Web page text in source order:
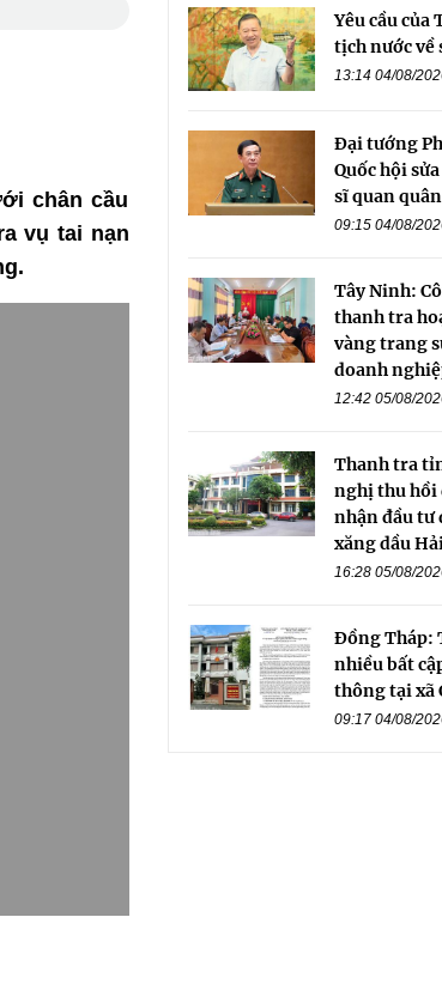
chân cầu
vụ tai nạn
Yêu cầu của
tịch nước về
13:14 04/08/
Đại tướng
Quốc hội
sĩ quan
09:15 04/08/
Tây Ninh:
thanh tra
vàng trang
doanh
12:42 05/08/
Thanh tra
nghị thu hồi
nhận đầu tư
xăng dầu
16:28 05/08/
Đồng Tháp:
nhiều bất
thông tại xã
09:17 04/08/